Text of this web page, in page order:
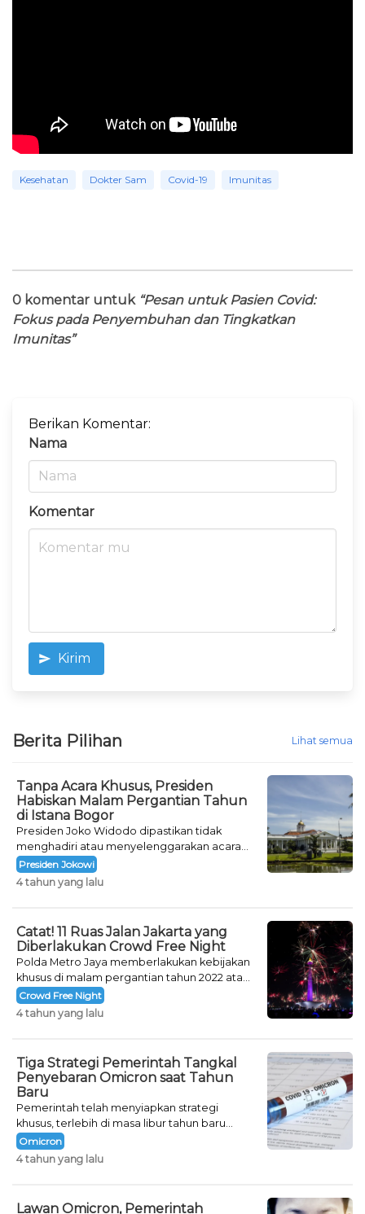
Kesehatan Dokter Sam Covid-19 Imunitas
0 komentar untuk “Pesan untuk Pasien Covid:
Fokus pada Penyembuhan dan Tingkatkan
Imunitas”
Berikan Komentar:
Nama
Komentar
Kirim
Berita Pilihan Lihat semua
Tanpa Acara Khusus, Presiden
Habiskan Malam Pergantian Tahun
di Istana Bogor
Presiden Joko Widodo dipastikan tidak
menghadiri atau menyelenggarakan acara
khusus untuk mengisi malam pergantian
tahun.
Presiden Jokowi
4 tahun yang lalu
Catat! 11 Ruas Jalan Jakarta yang
Diberlakukan Crowd Free Night
Polda Metro Jaya memberlakukan kebijakan
khusus di malam pergantian tahun 2022 atau
Crowd Free Night selama dua hari.
Crowd Free Night
4 tahun yang lalu
Tiga Strategi Pemerintah Tangkal
Penyebaran Omicron saat Tahun
Baru
Pemerintah telah menyiapkan strategi
khusus, terlebih di masa libur tahun baru
seperti saat ini.
Omicron
4 tahun yang lalu
Lawan Omicron, Pemerintah